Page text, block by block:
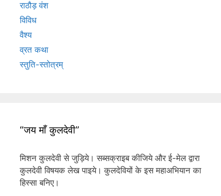
राठौड़ वंश
विविध
वैश्य
व्रत कथा
स्तुति-स्तोत्रम्
“जय माँ कुलदेवी”
मिशन कुलदेवी से जुड़िये। सब्सक्राइब कीजिये और ई-मेल द्वारा
कुलदेवी विषयक लेख पाइये। कुलदेवियों के इस महाअभियान का
हिस्सा बनिए।